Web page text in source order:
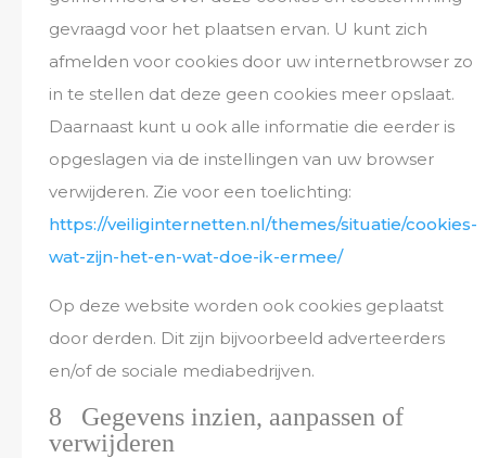
gevraagd voor het plaatsen ervan. U kunt zich
afmelden voor cookies door uw internetbrowser zo
in te stellen dat deze geen cookies meer opslaat.
Daarnaast kunt u ook alle informatie die eerder is
opgeslagen via de instellingen van uw browser
verwijderen. Zie voor een toelichting:
https://veiliginternetten.nl/themes/situatie/cookies-
wat-zijn-het-en-wat-doe-ik-ermee/
Op deze website worden ook cookies geplaatst
door derden. Dit zijn bijvoorbeeld adverteerders
en/of de sociale mediabedrijven.
8 Gegevens inzien, aanpassen of
verwijderen